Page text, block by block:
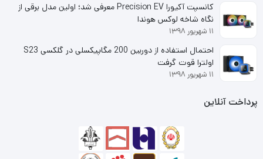
کانسپت آکیورا Precision EV معرفی شد؛ اولین مدل برقی از
نگاه شاخه لوکس هوندا
۱۱ شهریور ۱۳۹۸
احتمال استفاده از دوربین 200 مگاپیکسلی در گلکسی S23
اولترا قوت گرفت
۱۱ شهریور ۱۳۹۸
پرداخت آنلاین